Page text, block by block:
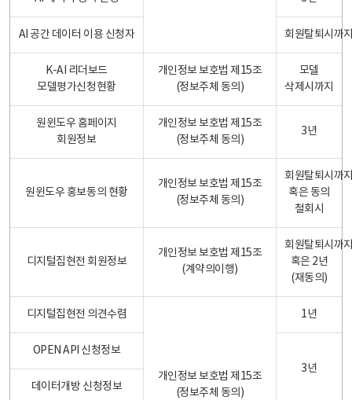
AI 공간 데이터 이용 신청자 회원탈퇴시까
K-AI 리더보드
모델평가신청현황
개인정보 보호법 제15조
(정보주체 동의)
모델
삭제시까지
원윈도우 홈페이지
회원정보
개인정보 보호법 제15조
(정보주체 동의)
3년
원윈도우 홍보동의 현황
개인정보 보호법 제15조
(정보주체 동의)
회원탈퇴시까
혹은 동의
철회시
디지털집현전 회원정보
개인정보 보호법 제15조
(계약의이행)
회원탈퇴시까
혹은 2년
(재동의)
디지털집현전 의견수렴
개인정보 보호법 제15조
(정보주체 동의)
1년
OPEN API 신청정보
3년
데이터개방 신청정보